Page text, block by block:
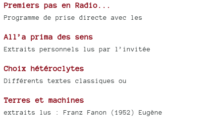
Premiers pas en Radio...
Programme de prise directe avec les
All’a prima des sens
Extraits personnels lus par l’invitée
Choix hétéroclytes
Différents textes classiques ou
Terres et machines
extraits lus : Franz Fanon (1952) Eugène